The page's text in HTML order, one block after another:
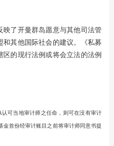
映了开曼群岛愿意与其他司法管
其他国际社会的建议。《私募
的现行法例或将会立法的法例
可当地审计师之任命，则可在没有审计
金首份经审计账目之前将审计师同意书提